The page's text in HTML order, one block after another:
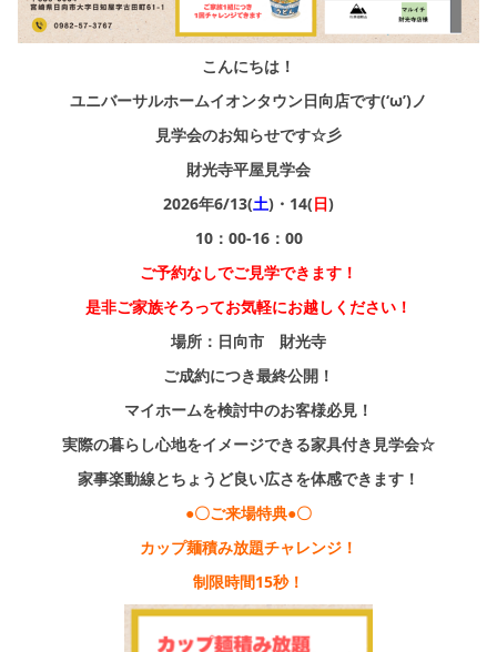
こんにちは！
ユニバーサルホームイオンタウン日向店です(‘ω’)ノ
見学会のお知らせです☆彡
財光寺平屋見学会
2026年6/13(土)・14(日)
10：00-16：00
ご予約なしでご見学できます！
是非ご家族そろってお気軽にお越しください！
場所：日向市 財光寺
ご成約につき最終公開！
マイホームを検討中のお客様必見！
実際の暮らし心地をイメージできる家具付き見学会☆
家事楽動線とちょうど良い広さを体感できます！
●〇ご来場特典●〇
カップ麺積み放題チャレンジ！
制限時間15秒！